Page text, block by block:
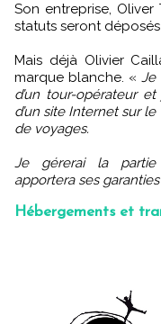
Son entreprise,
statuts seront
Mais déjà Olivier
marque blanche. «Je
d’un tour-opérateur
d’un site Internet sur
de voyages.
Je gérerai la partie
apportera ses
Hébergements et